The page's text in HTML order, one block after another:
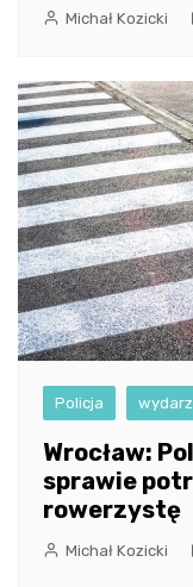
Michał Kozicki
Policja
Wrocław:
sprawie
rowerzystę
Michał Kozicki